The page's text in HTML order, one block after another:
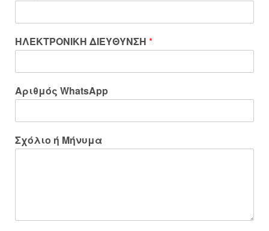
ΗΛΕΚΤΡΟΝΙΚΗ ΔΙΕΥΘΥΝΣΗ *
Αριθμός WhatsApp
Σχόλιο ή Μήνυμα